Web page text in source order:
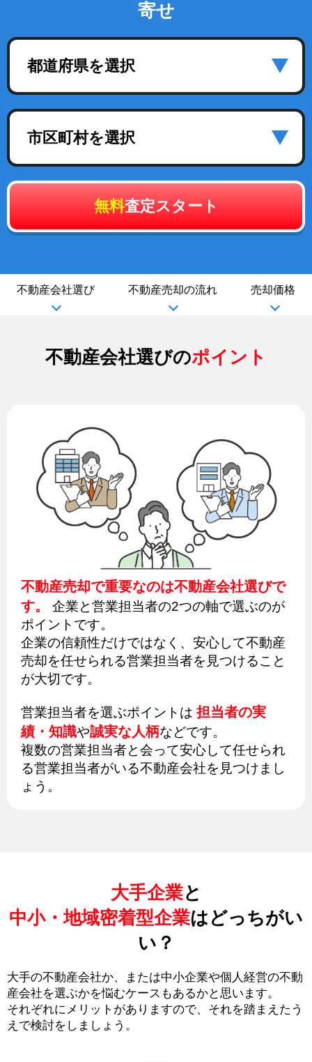
寄せ
都道府県を選択
市区町村を選択
無料査定スタート
不動産会社選び 不動産売却の流れ 売却価格
不動産会社選びのポイント
不動産売却で重要なのは不動産会社選びで
す。
企業と営業担当者の2つの軸で選ぶのが
ポイントです。
企業の信頼性だけではなく、安心して不動産
売却を任せられる営業担当者を見つけること
が大切です。
営業担当者を選ぶポイントは 担当者の実
績・知識や誠実な人柄などです。
複数の営業担当者と会って安心して任せられ
る営業担当者がいる不動産会社を見つけまし
ょう。
大手企業と
中小・地域密着型企業はどっちがい
い？
大手の不動産会社か、または中小企業や個人経営の不動
産会社を選ぶかを悩むケースもあるかと思います。
それぞれにメリットがありますので、それを踏まえたう
えで検討をしましょう。